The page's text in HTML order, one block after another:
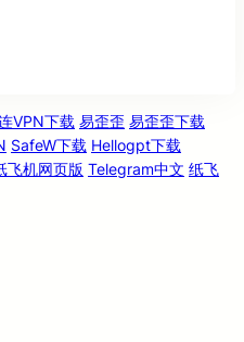
VPN下载 易歪歪 易歪歪下载
SafeW下载 Hellogpt下载
飞机网页版 Telegram中文 纸飞